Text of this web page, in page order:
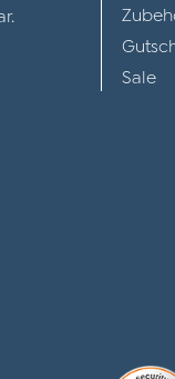
.
Sale